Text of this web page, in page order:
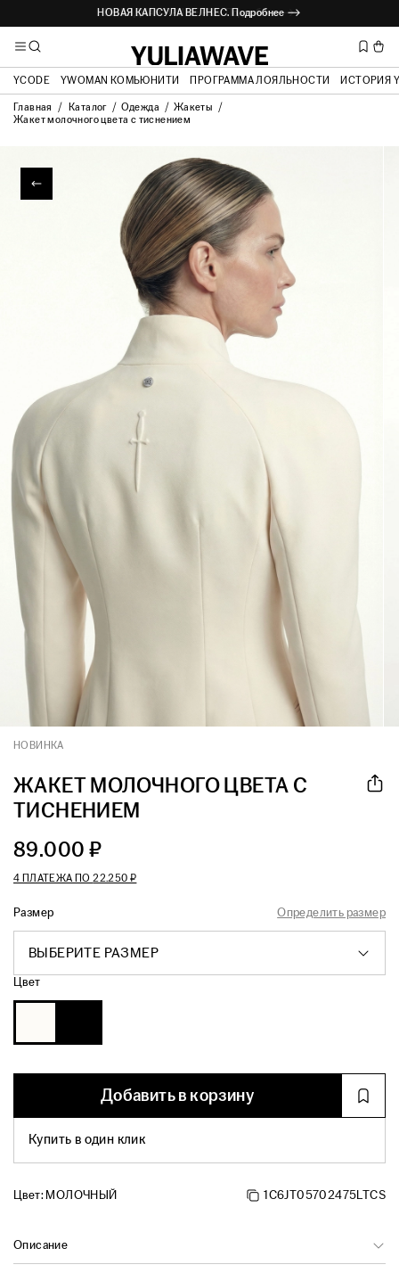
НОВАЯ КАПСУЛА ВЕЛНЕС. Подробнее ⟶
ВЫЕЗДНАЯ ПРИМЕРКА. Подробнее ⟶
YCODE YWOMAN КОМЬЮНИТИ ПРОГРАММА ЛОЯЛЬНОСТИ ИСТОРИЯ
Главная Каталог Одежда
Жакеты
Жакет молочного цвета с тиснением
НОВИНКА
ЖАКЕТ МОЛОЧНОГО ЦВЕТА С
ТИСНЕНИЕМ
89.000 ₽
4 ПЛАТЕЖА ПО22.250 ₽
Размер Определить размер
ВЫБЕРИТЕ РАЗМЕР
Цвет
Добавить в корзину
Купить в один клик
Цвет:МОЛОЧНЫЙ 1C6JT05702475LTCS
Описание